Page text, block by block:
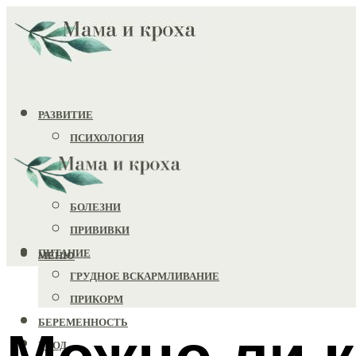
РАЗВИТИЕ
ПСИХОЛОГИЯ
ИГРУШКИ
ЗДОРОВЬЕ
БОЛЕЗНИ
ПРИВИВКИ
ПИТАНИЕ
ГРУДНОЕ ВСКАРМЛИВАНИЕ
ПРИКОРМ
БЕРЕМЕННОСТЬ
УХОД
МЕНЮ